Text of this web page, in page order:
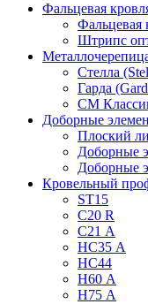
Фальцевая
Фальцевая
Штрипс
Стелла
Гарда
СМ
Доборные
Плоский
Доборные
Доборные
Кровельный
ST15
С20 R
C21 А
НС35 А
НС44
Н60 А
Н75 А